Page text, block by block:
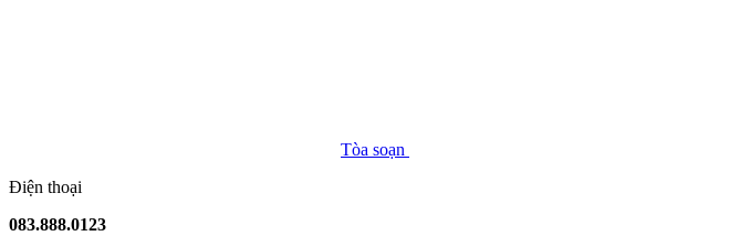
Tòa soạn
Điện thoại
083.888.0123